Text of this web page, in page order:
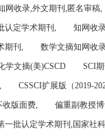
网收录,外文期刊,匿名审稿,
认定学术期刊,
知网收
期刊,
数学文摘知网收
学文摘(美)CSCD SCI
CSSCI扩展版（2019-
版面费,
偏重副教授
一批认定学术期刊,国家社